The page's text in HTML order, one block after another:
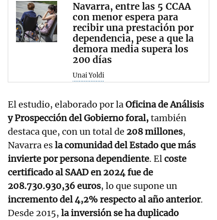
Navarra, entre las 5 CCAA
con menor espera para
recibir una prestación por
dependencia, pese a que la
demora media supera los
200 días
Unai Yoldi
El estudio, elaborado por laOficina de Análisis
y Prospección del Gobierno foral,también
destaca que, con un total de 208 millones,
Navarra esla comunidad del Estado que más
invierte por persona dependiente. Elcoste
certificado al SAAD en 2024 fue de
208.730.930,36 euros, lo que supone un
incremento del 4,2% respecto al año anterior.
Desde 2015, la inversión se ha duplicado